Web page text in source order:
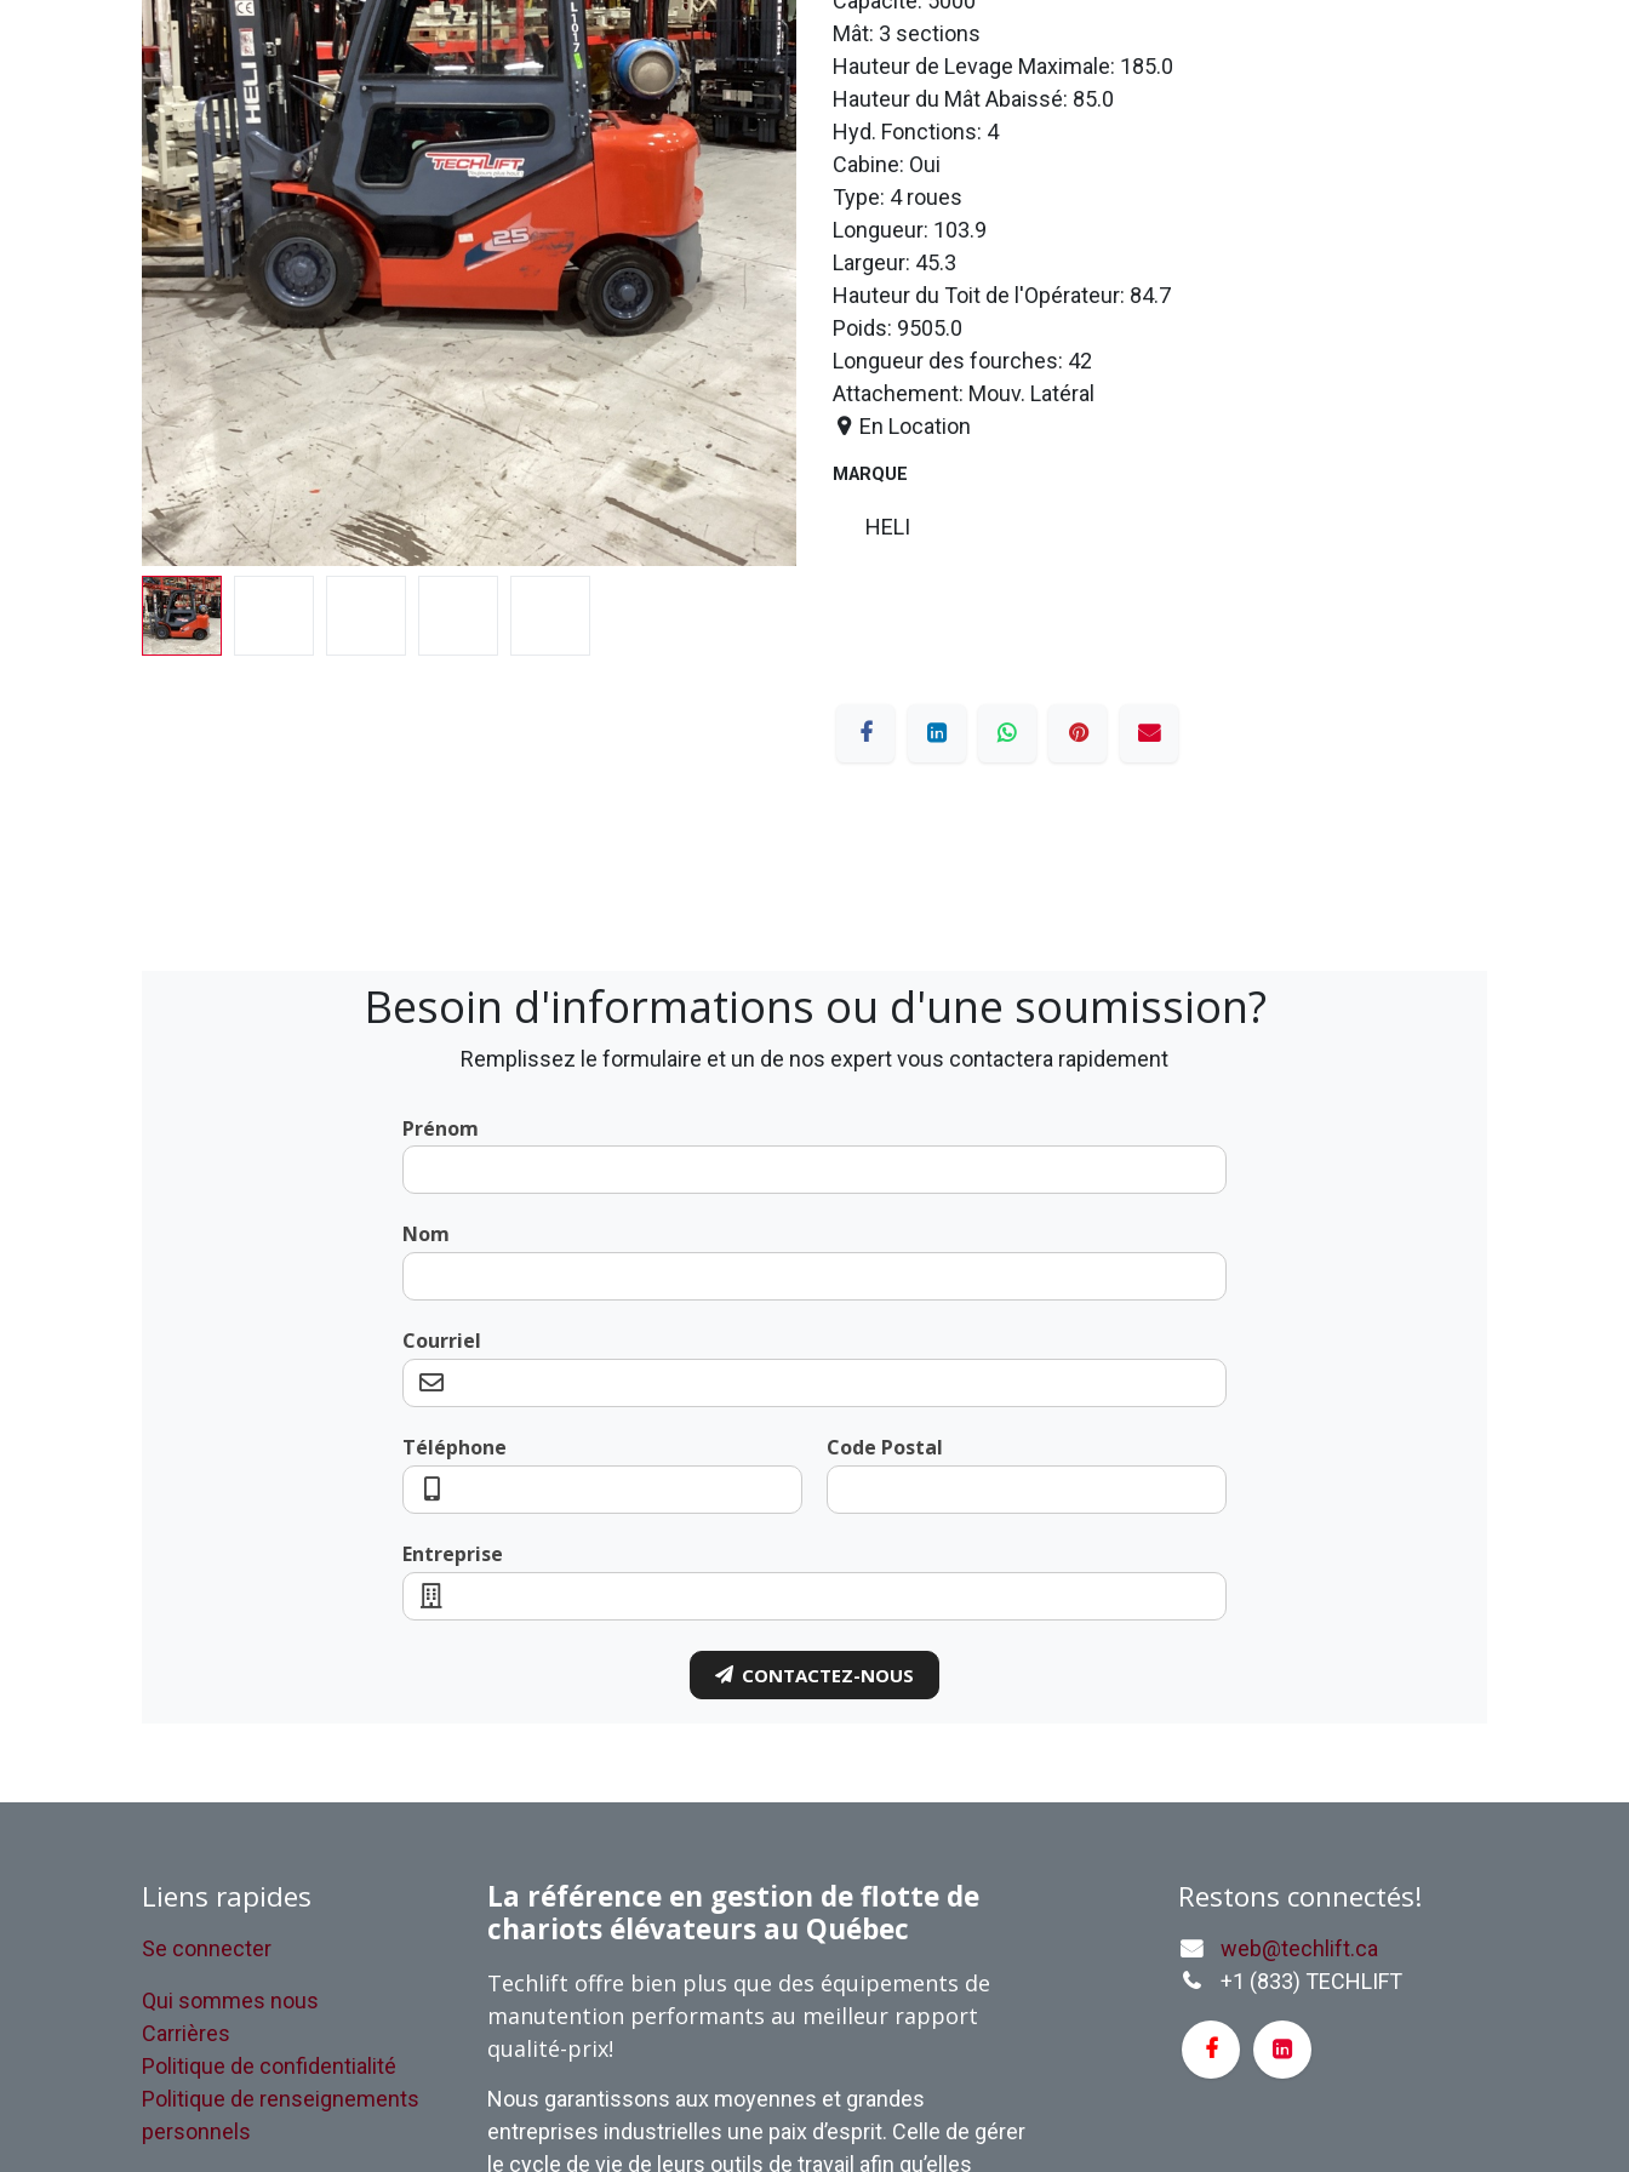
Mât: 3 sections
Hauteur de Levage Maximale: 185.0
Hauteur du Mât Abaissé: 85.0
Hyd. Fonctions: 4
Cabine: Oui
Type: 4 roues
Longueur: 103.9
Largeur: 45.3
Hauteur du Toit de l'Opérateur: 84.7
Poids: 9505.0
Longueur des fourches: 42
Attachement: Mouv. Latéral
En Location
MARQUE
HELI
Besoin d'informations ou d'une soumission?
Remplissez le formulaire et un de nos expert vous contactera rapidement
Prénom
Nom
Courriel
Téléphone Code Postal
Entreprise
CONTACTEZ-NOUS
Liens rapides
Se connecter
Qui sommes nous
Carrières
Politique de confidentialité
Politique de renseignements
personnels
La référence en gestion de flotte de
chariots élévateurs au Québec
Techlift offre bien plus que des équipements de
manutention performants au meilleur rapport
qualité-prix!
Nous garantissons aux moyennes et grandes
entreprises industrielles une paix d’esprit. Celle de gérer
le cycle de vie de leurs outils de travail afin qu’elles
Restons connectés!
web@techlift.ca
+1 (833) TECHLIFT